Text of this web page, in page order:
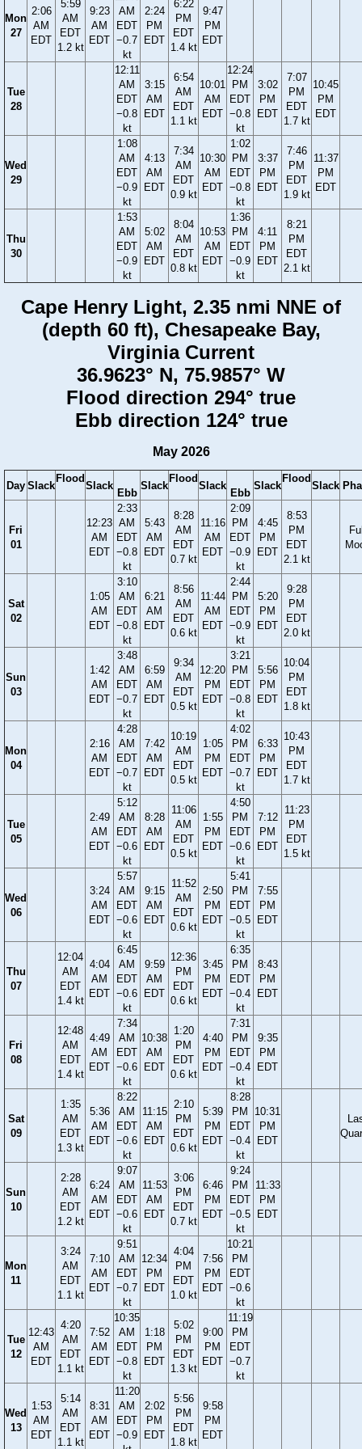
Mon
27
2:06
AM
EDT
5:59
AM
EDT
1.2 kt
9:23
AM
EDT
AM
EDT
−0.7
kt
2:24
PM
EDT
6:22
PM
EDT
1.4 kt
9:47
PM
EDT
Tue
28
12:11
AM
EDT
−0.8
kt
3:15
AM
EDT
6:54
AM
EDT
1.1 kt
10:01
AM
EDT
12:24
PM
EDT
−0.8
kt
3:02
PM
EDT
7:07
PM
EDT
1.7 kt
10:45
PM
EDT
Wed
29
1:08
AM
EDT
−0.9
kt
4:13
AM
EDT
7:34
AM
EDT
0.9 kt
10:30
AM
EDT
1:02
PM
EDT
−0.8
kt
3:37
PM
EDT
7:46
PM
EDT
1.9 kt
11:37
PM
EDT
Thu
30
1:53
AM
EDT
−0.9
kt
5:02
AM
EDT
8:04
AM
EDT
0.8 kt
10:53
AM
EDT
1:36
PM
EDT
−0.9
kt
4:11
PM
EDT
8:21
PM
EDT
2.1 kt
Cape Henry Light, 2.35 nmi NNE of
(depth 60 ft), Chesapeake Bay,
Virginia Current
36.9623° N, 75.9857° W
Flood direction 294° true
Ebb direction 124° true
May 2026
Day Slack
Flood
Slack
Ebb
Slack
Flood
Slack
Ebb
Slack
Flood
Slack
Fri
01
12:23
AM
EDT
2:33
AM
EDT
−0.8
kt
5:43
AM
EDT
8:28
AM
EDT
0.7 kt
11:16
AM
EDT
2:09
PM
EDT
−0.9
kt
4:45
PM
EDT
8:53
PM
EDT
2.1 kt
Sat
02
1:05
AM
EDT
3:10
AM
EDT
−0.8
kt
6:21
AM
EDT
8:56
AM
EDT
0.6 kt
11:44
AM
EDT
2:44
PM
EDT
−0.9
kt
5:20
PM
EDT
9:28
PM
EDT
2.0 kt
Sun
03
1:42
AM
EDT
3:48
AM
EDT
−0.7
kt
6:59
AM
EDT
9:34
AM
EDT
0.5 kt
12:20
PM
EDT
3:21
PM
EDT
−0.8
kt
5:56
PM
EDT
10:04
PM
EDT
1.8 kt
Mon
04
2:16
AM
EDT
4:28
AM
EDT
−0.7
kt
7:42
AM
EDT
10:19
AM
EDT
0.5 kt
1:05
PM
EDT
4:02
PM
EDT
−0.7
kt
6:33
PM
EDT
10:43
PM
EDT
1.7 kt
Tue
05
2:49
AM
EDT
5:12
AM
EDT
−0.6
kt
8:28
AM
EDT
11:06
AM
EDT
0.5 kt
1:55
PM
EDT
4:50
PM
EDT
−0.6
kt
7:12
PM
EDT
11:23
PM
EDT
1.5 kt
Wed
06
3:24
AM
EDT
5:57
AM
EDT
−0.6
kt
9:15
AM
EDT
11:52
AM
EDT
0.6 kt
2:50
PM
EDT
5:41
PM
EDT
−0.5
kt
7:55
PM
EDT
Thu
07
12:04
AM
EDT
1.4 kt
4:04
AM
EDT
6:45
AM
EDT
−0.6
kt
9:59
AM
EDT
12:36
PM
EDT
0.6 kt
3:45
PM
EDT
6:35
PM
EDT
−0.4
kt
8:43
PM
EDT
Fri
08
12:48
AM
EDT
1.4 kt
4:49
AM
EDT
7:34
AM
EDT
−0.6
kt
10:38
AM
EDT
1:20
PM
EDT
0.6 kt
4:40
PM
EDT
7:31
PM
EDT
−0.4
kt
9:35
PM
EDT
Sat
09
1:35
AM
EDT
1.3 kt
5:36
AM
EDT
8:22
AM
EDT
−0.6
kt
11:15
AM
EDT
2:10
PM
EDT
0.6 kt
5:39
PM
EDT
8:28
PM
EDT
−0.4
kt
10:31
PM
EDT
Sun
10
2:28
AM
EDT
1.2 kt
6:24
AM
EDT
9:07
AM
EDT
−0.6
kt
11:53
AM
EDT
3:06
PM
EDT
0.7 kt
6:46
PM
EDT
9:24
PM
EDT
−0.5
kt
11:33
PM
EDT
Mon
11
3:24
AM
EDT
1.1 kt
7:10
AM
EDT
9:51
AM
EDT
−0.7
kt
12:34
PM
EDT
4:04
PM
EDT
1.0 kt
7:56
PM
EDT
10:21
PM
EDT
−0.6
kt
Tue
12
12:43
AM
EDT
4:20
AM
EDT
1.1 kt
7:52
AM
EDT
10:35
AM
EDT
−0.8
kt
1:18
PM
EDT
5:02
PM
EDT
1.3 kt
9:00
PM
EDT
11:19
PM
EDT
−0.7
kt
Wed
13
1:53
AM
EDT
5:14
AM
EDT
1.1 kt
8:31
AM
EDT
11:20
AM
EDT
−0.9
2:02
PM
EDT
5:56
PM
EDT
1.8 kt
9:58
PM
EDT